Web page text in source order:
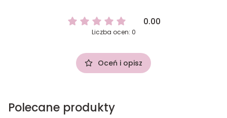
0.00
Liczba ocen: 0
Oceń i opisz
Polecane produkty